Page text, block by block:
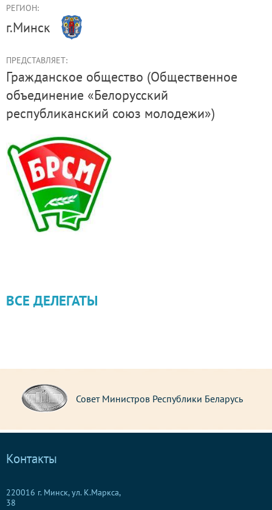
РЕГИОН:
г.Минск
ПРЕДСТАВЛЯЕТ:
Гражданское общество (Общественное
объединение «Белорусский
республиканский союз молодежи»)
ВСЕ ДЕЛЕГАТЫ
Совет Министров Республики Беларусь
Контакты
220016 г. Минск, ул. К.Маркса,
38